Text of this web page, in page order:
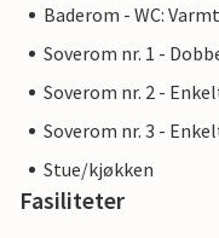
Baderom - WC:
Soverom nr. 1 -
Soverom nr. 2 -
Soverom nr. 3 -
Stue/kjøkken
Fasiliteter